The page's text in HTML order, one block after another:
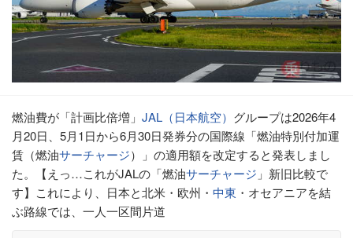
燃油費が「計画比倍増」 JAL（日本航空） グループは2026年4
月20日、5月1日から6月30日発券分の国際線「燃油特別付加運
賃（燃油サーチャージ）」の適用額を改定すると発表しまし
た。【えっ…これがJALの「燃油サーチャージ 」新旧比較で
す】これにより、日本と北米・欧州・ 中東 ・オセアニアを結
ぶ路線では、一人一区間片道